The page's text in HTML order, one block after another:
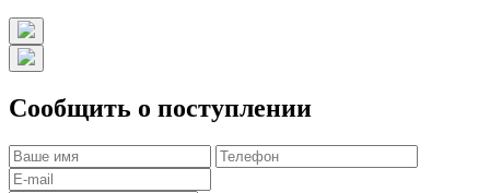
Сообщить о поступлении